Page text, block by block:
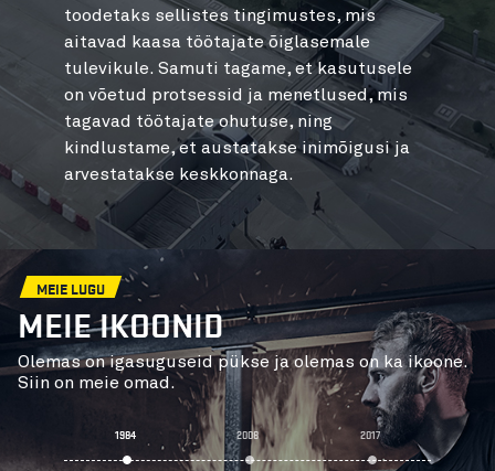
toodetaks sellistes tingimustes, mis
aitavad kaasa töötajate õiglasemale
tulevikule. Samuti tagame, et kasutusele
on võetud protsessid ja menetlused, mis
tagavad töötajate ohutuse, ning
kindlustame, et austatakse inimõigusi ja
arvestatakse keskkonnaga.
MEIE LUGU
MEIE IKOONID
Olemas on igasuguseid pükse ja olemas on ka ikoone.
Siin on meie omad.
1984 2008 2017